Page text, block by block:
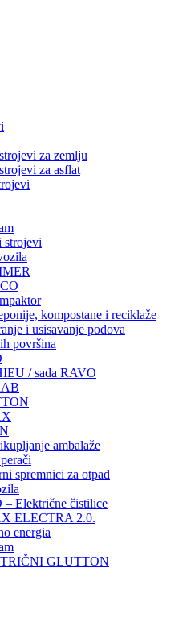
za zemlju
za asflat
strojevi
kompostane i reciklaže
i usisavanje podova
površina
/ sada RAVO
ambalaže
spremnici za otpad
– Električne čistilice
ELECTRA 2.0.
energia
GLUTTON